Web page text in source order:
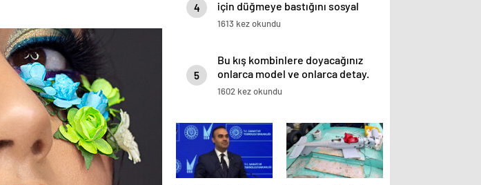
4
için düğmeye bastığını sosyal
medyadan duyurdu!
1613 kez okundu
5
Bu kış kombinlere doyacağınız
onlarca model ve onlarca detay.
1602 kez okundu